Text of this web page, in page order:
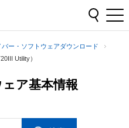
バー・ソフトウェアダウンロード
Utility）
ア基本情報